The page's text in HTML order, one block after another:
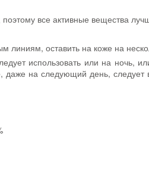
все активные вещества
линиям, оставить на коже на
использовать или на ночь,
на следующий день, следует